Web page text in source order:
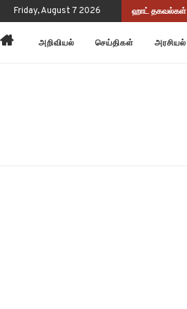
Friday, August 7 2026 ஹாட் தகவல்கள்
அறிவியல் செய்திகள் அரசியல்